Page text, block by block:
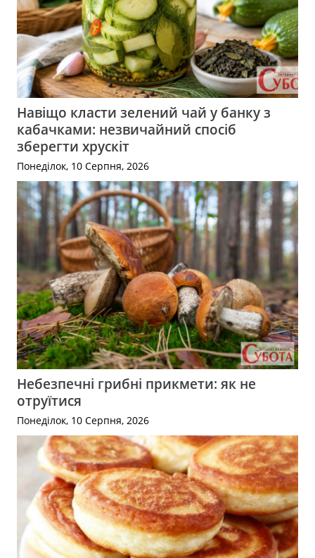
Навіщо класти зелений чай у банку з
кабачками: незвичайний спосіб
зберегти хрускіт
Понеділок, 10 Серпня, 2026
Небезпечні грибні прикмети: як не
отруїтися
Понеділок, 10 Серпня, 2026